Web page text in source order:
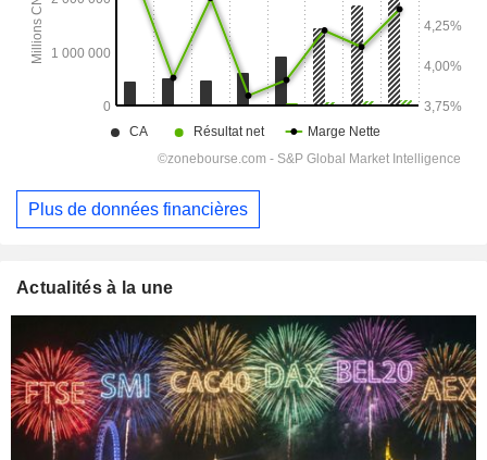
Plus de données financières
Actualités à la une